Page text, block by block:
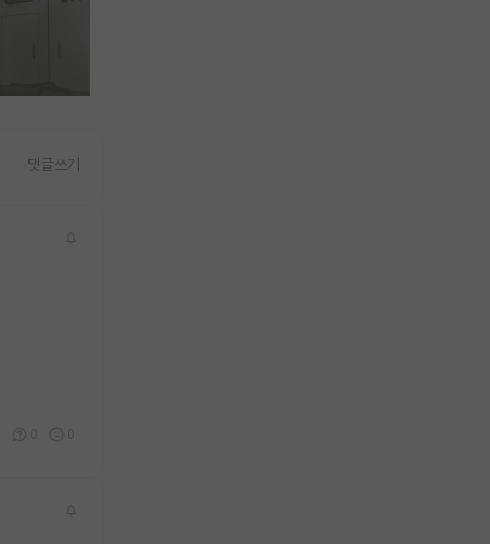
댓글쓰기